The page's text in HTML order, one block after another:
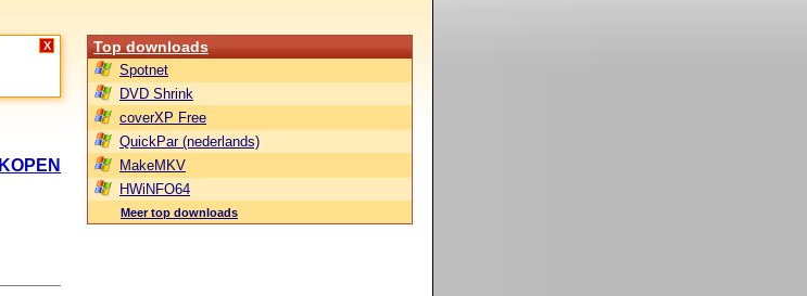
X
KOPEN
Top downloads
Spotnet
DVD Shrink
coverXP Free
QuickPar (nederlands)
MakeMKV
HWiNFO64
Meer top downloads